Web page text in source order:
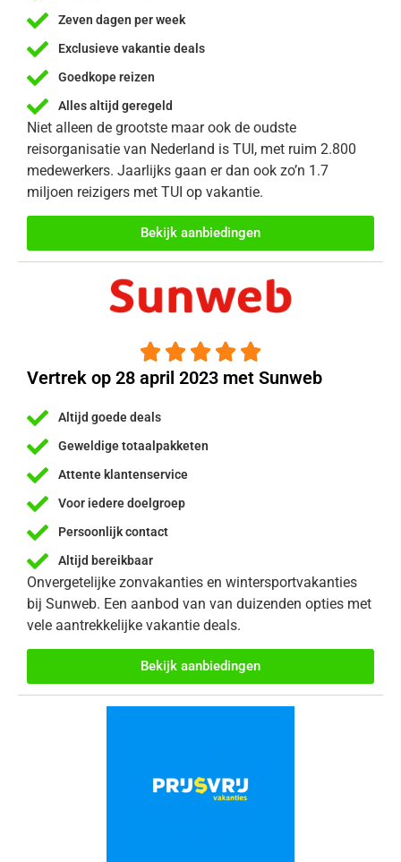
Zeven dagen per week
Exclusieve vakantie deals
Goedkope reizen
Alles altijd geregeld
Niet alleen de grootste maar ook de oudste
reisorganisatie van Nederland is TUI, met ruim 2.800
medewerkers. Jaarlijks gaan er dan ook zo’n 1.7
miljoen reizigers met TUI op vakantie.
Bekijk aanbiedingen
    
Vertrek op 28 april 2023 met Sunweb
Altijd goede deals
Geweldige totaalpakketen
Attente klantenservice
Voor iedere doelgroep
Persoonlijk contact
Altijd bereikbaar
Onvergetelijke zonvakanties en wintersportvakanties
bij Sunweb. Een aanbod van van duizenden opties met
vele aantrekkelijke vakantie deals.
Bekijk aanbiedingen